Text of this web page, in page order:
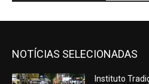
NOTÍCIAS SELECIONADAS
Instituto